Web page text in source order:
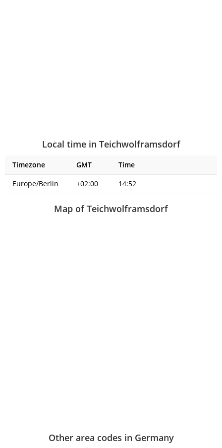
Local time in Teichwolframsdorf
Timezone GMT
Time
Europe/Berlin
+02:00 14:52
Map of Teichwolframsdorf
Other area codes in Germany